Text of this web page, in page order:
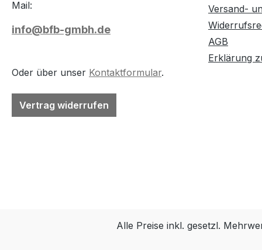
Mail:
info@bfb-gmbh.de
Oder über unser Kontaktformular.
Vertrag widerrufen
Versand-
AGB
Erklärung
Alle Preise inkl. gesetzl.